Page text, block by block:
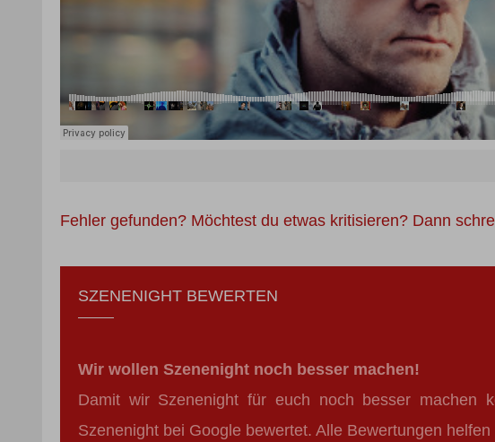
Fehler gefunden? Möchtest du etwas kritisieren? Dann
SZENENIGHT BEWERTEN
Wir wollen Szenenight noch besser machen!
Damit wir Szenenight für euch noch besser machen
Szenenight bei Google bewertet. Alle Bewertungen